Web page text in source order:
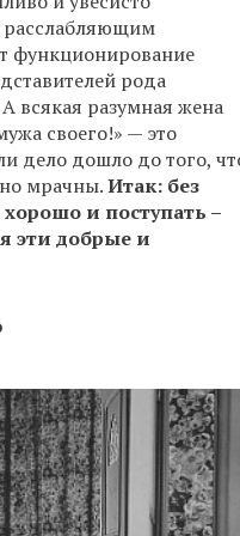
расслабляющим
функционирование
рода
всякая разумная жена
своего!» — это
дело дошло до того,
мрачны.Итак: без
и поступать –
эти добрые и